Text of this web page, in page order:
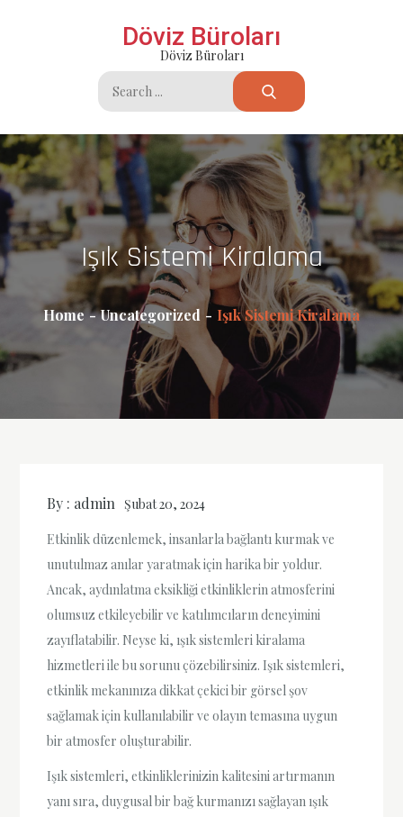
Döviz Büroları
Döviz Büroları
Search
for:
Işık Sistemi Kiralama
Home Uncategorized Işık Sistemi Kiralama
By : admin Şubat 20, 2024
Etkinlik düzenlemek, insanlarla bağlantı kurmak ve
unutulmaz anılar yaratmak için harika bir yoldur.
Ancak, aydınlatma eksikliği etkinliklerin atmosferini
olumsuz etkileyebilir ve katılımcıların deneyimini
zayıflatabilir. Neyse ki, ışık sistemleri kiralama
hizmetleri ile bu sorunu çözebilirsiniz. Işık sistemleri,
etkinlik mekanınıza dikkat çekici bir görsel şov
sağlamak için kullanılabilir ve olayın temasına uygun
bir atmosfer oluşturabilir.
Işık sistemleri, etkinliklerinizin kalitesini artırmanın
yanı sıra, duygusal bir bağ kurmanızı sağlayan ışık